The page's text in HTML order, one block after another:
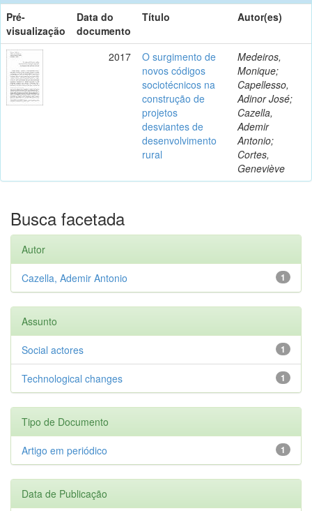
Pré-
visualização
Data do
documento
Título Autor(es)
2017
O surgimento de
novos códigos
sociotécnicos na
construção de
projetos
desviantes de
desenvolvimento
rural
Medeiros,
Monique;
Capellesso,
Adinor José;
Cazella,
Ademir
Antonio;
Cortes,
Geneviève
Busca facetada
Autor
1
Cazella, Ademir Antonio
Assunto
1
Social actores
1
Technological changes
Tipo de Documento
1
Artigo em periódico
Data de Publicação